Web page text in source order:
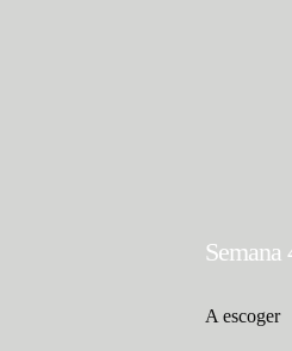
Semana
A escoger